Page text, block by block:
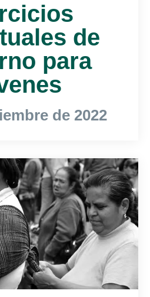
de
para
de 2022